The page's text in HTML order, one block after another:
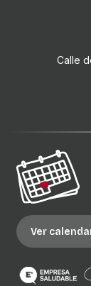
Calle
Ver